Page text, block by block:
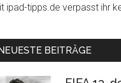
ipad-tipps.de verpasst ihr
BEITRÄGE